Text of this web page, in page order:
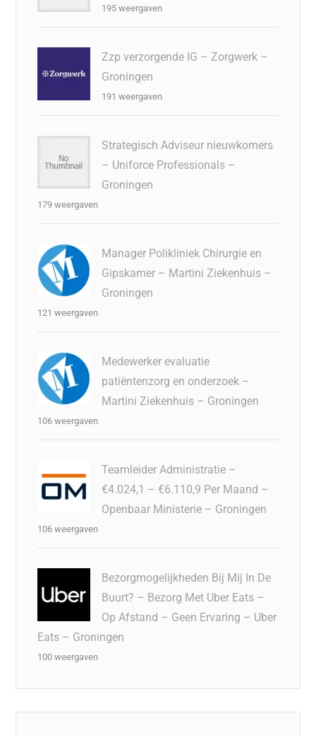
195 weergaven
Zzp verzorgende IG – Zorgwerk –
Groningen
191 weergaven
Strategisch Adviseur nieuwkomers
– Uniforce Professionals –
Groningen
179 weergaven
Manager Polikliniek Chirurgie en
Gipskamer – Martini Ziekenhuis –
Groningen
121 weergaven
Medewerker evaluatie
patiëntenzorg en onderzoek –
Martini Ziekenhuis – Groningen
106 weergaven
Teamleider Administratie –
€4.024,1 – €6.110,9 Per Maand –
Openbaar Ministerie – Groningen
106 weergaven
Bezorgmogelijkheden Bij Mij In De
Buurt? – Bezorg Met Uber Eats –
Op Afstand – Geen Ervaring – Uber
Eats – Groningen
100 weergaven